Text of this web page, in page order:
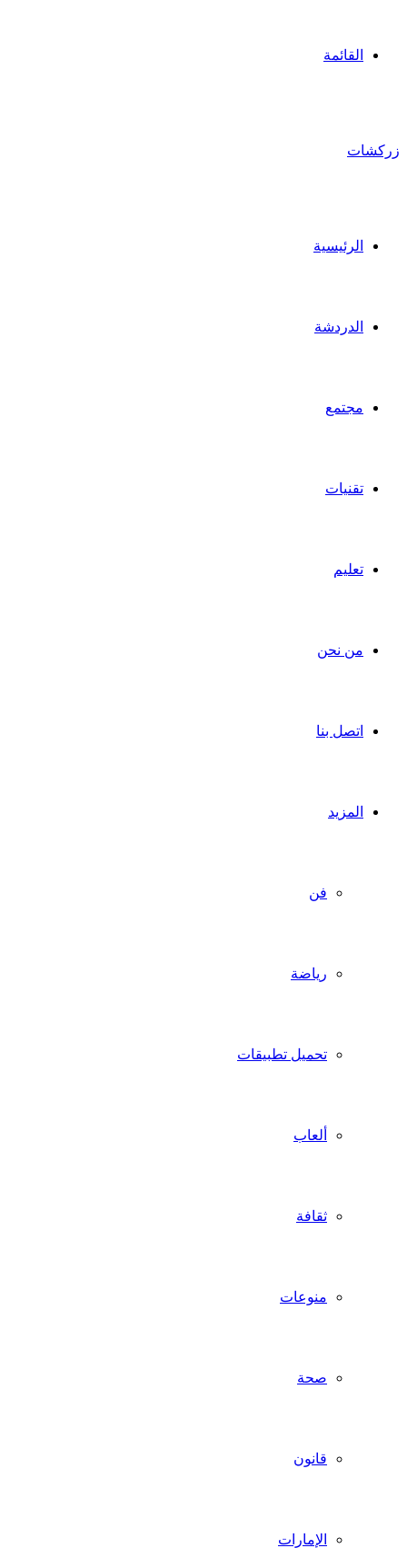
القائمة
زركشات
الرئيسية
الدردشة
مجتمع
تقنيات
تعليم
من نحن
اتصل بنا
المزيد
فن
رياضة
تحميل تطبيقات
ألعاب
ثقافة
منوعات
صحة
قانون
الإمارات